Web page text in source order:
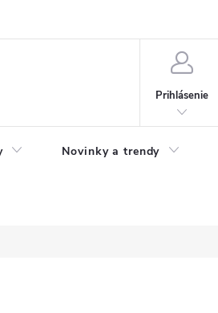
informácie
Prihlásenie
Novinky a trendy